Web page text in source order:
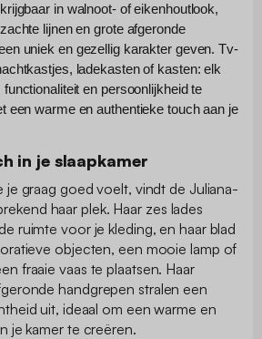
in walnoot- of eikenhoutlook,
lijnen en grote afgeronde
uniek en gezellig karakter geven. Tv-
ladekasten of kasten: elk
en persoonlijkheid te
een warme en authentieke touch aan je
in je slaapkamer
je graag goed voelt, vindt de Juliana-
haar plek. Haar zes lades
ruimte voor je kleding, en haar blad
objecten, een mooie lamp of
fraaie vaas te plaatsen. Haar
handgrepen stralen een
uit, ideaal om een warme en
je kamer te creëren.